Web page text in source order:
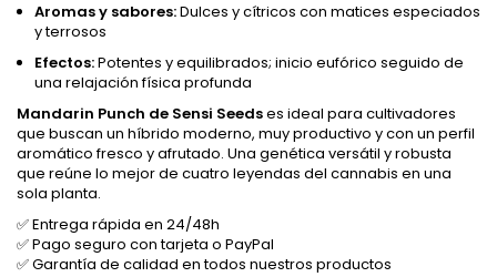
Aromas y sabores:Dulces y cítricos con matices especiados
y terrosos
Efectos:Potentes y equilibrados; inicio eufórico seguido de
una relajación física profunda
Mandarin Punch de Sensi Seedses ideal para cultivadores
que buscan un híbrido moderno, muy productivo y con un perfil
aromático fresco y afrutado. Una genética versátil y robusta
que reúne lo mejor de cuatro leyendas del cannabis en una
sola planta.
✅ Entrega rápida en 24/48h
✅ Pago seguro con tarjeta o PayPal
✅ Garantía de calidad en todos nuestros productos